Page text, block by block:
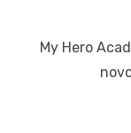
Previous
My Hero